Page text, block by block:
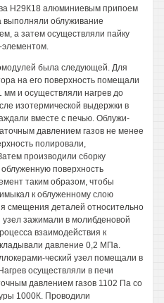
Н29К18 алюминиевым припоем
выполняли облуживание
а затем осуществляли пайку
элементом.
была следующей. Для
на его поверхность помещали
и осуществляли нагрев до
изотермической выдержки в
вместе с печью. Облужи-
давлением газов не менее
полировали,
производили сборку
поверхность
таким образом, чтобы
к облуженному слою
смещения деталей относительно
узел зажимали в молибденовой
взаимодействия к
давление 0,2 МПа.
ческий узел помещали в
осуществляли в печи
давлением газов 1102 Па со
1000К. Проводили